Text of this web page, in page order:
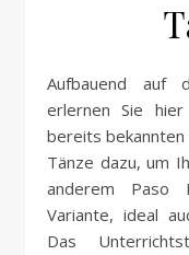
Aufbauend auf dem Welttanzprogramm (WTP)
erlernen Sie
bereits bekannten
Tänze dazu, um
anderem Paso
Variante, ideal
Das